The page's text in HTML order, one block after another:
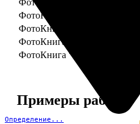
Определение...
ФотоКнига "Премиум" 30x45
ФотоКнига "Премиум"
ФотоКнига "Премиум"
ФотоКнига "Премиум"
Примеры работ